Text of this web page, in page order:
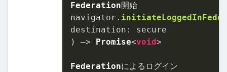
Federation開始
navigator.
destination : secure
) –>
Promise<void>
Federationによるログイン